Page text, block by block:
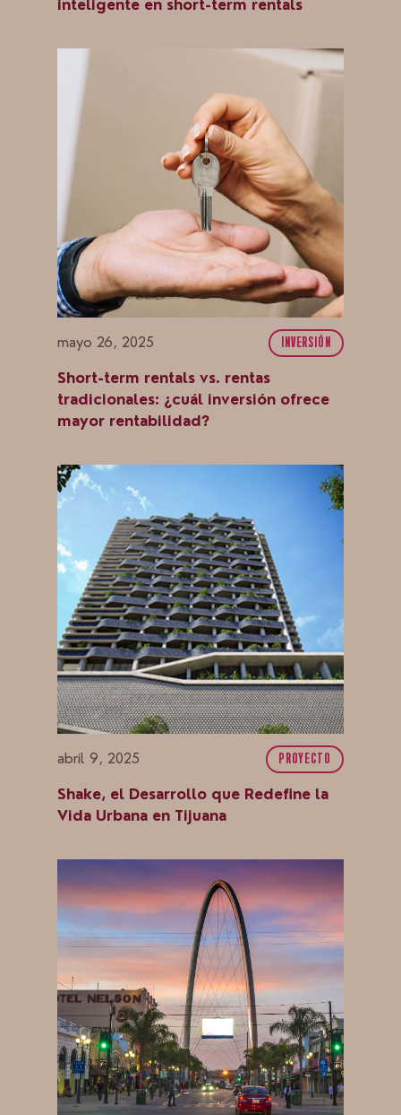
inteligente en short-term rentals
mayo 26, 2025 INVERSIÓN
Short-term rentals vs. rentas
tradicionales: ¿cuál inversión ofrece
mayor rentabilidad?
abril 9, 2025 PROYECTO
Shake, el Desarrollo que Redefine la
Vida Urbana en Tijuana